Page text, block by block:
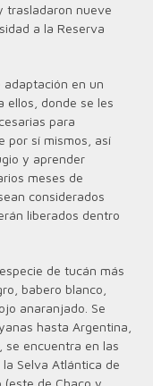
trasladaron nueve
a la Reserva
adaptación en un
ellos, donde se les
para
por sí mismos, así
y aprender
meses de
considerados
liberados dentro
de tucán más
babero blanco,
anaranjado. Se
hasta Argentina,
se encuentra en las
Selva Atlántica de
(este de Chaco y